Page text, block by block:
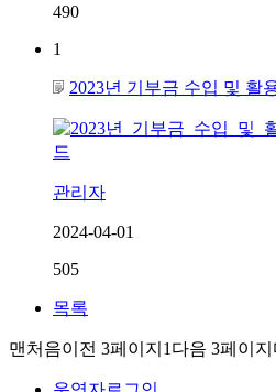
490
1
2023년 기부금 수입 및 활
관리자
2024-04-01
505
목록
맨처음이전 3페이지 1 다음 3페이지